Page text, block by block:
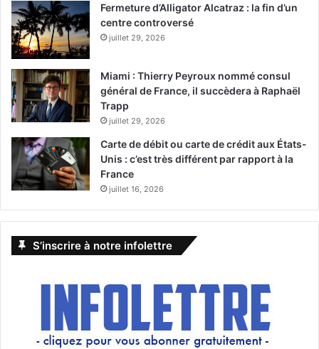
Fermeture d’Alligator Alcatraz : la fin d’un
centre controversé
juillet 29, 2026
Miami : Thierry Peyroux nommé consul
général de France, il succèdera à Raphaël
Trapp
juillet 29, 2026
Carte de débit ou carte de crédit aux États-
Unis : c’est très différent par rapport à la
France
juillet 16, 2026
S’inscrire à notre infolettre